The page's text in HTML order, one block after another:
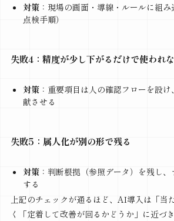
対策：現場の画面・導線・ルールに組み
点検手順）
失敗4：精度が少し下がるだけで使われ
対策：重要項目は人の確認フローを設け
献させる
失敗5：属人化が別の形で残る
対策：判断根拠（参照データ）を残し
する
上記のチェックが通るほど、AI導入は「当
く「定着して改善が回るかどうか」に近づき